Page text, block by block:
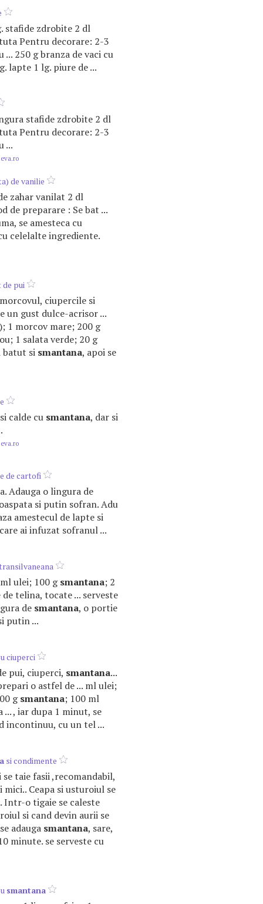
stafide zdrobite 2 dl
Pentru decorare: 2-3
... 250 g branza de vaci cu
lapte 1 lg. piure de ...
stafide zdrobite 2 dl
Pentru decorare: 2-3
...
de vanilie
zahar vanilat 2 dl
de preparare : Se bat ...
se amesteca cu
celelalte ingrediente.
pui
ciupercile si
un gust dulce-acrisor ...
1 morcov mare; 200 g
1 salata verde; 20 g
batut si smantana, apoi se
calde cu smantana, dar si
de cartofi
Adauga o lingura de
si putin sofran. Adu
amestecul de lapte si
ai infuzat sofranul ...
ulei; 100 gsmantana; 2
telina, tocate ... serveste
de smantana, o portie
putin ...
ciuperci
pui, ciuperci, smantana...
o astfel de ... ml ulei;
gsmantana; 100 ml
... , iar dupa 1 minut, se
incontinuu, cu un tel ...
si condimente
taie fasii ,recomandabil,
mici.. Ceapa si usturoiul se
Intr-o tigaie se caleste
si cand devin aurii se
adauga smantana, sare,
minute. se serveste cu
smantana